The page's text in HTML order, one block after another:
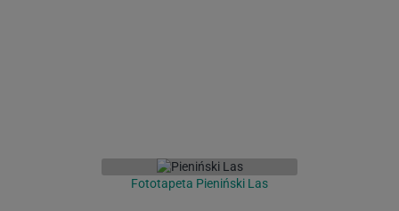
Fototapeta Pieniński Las